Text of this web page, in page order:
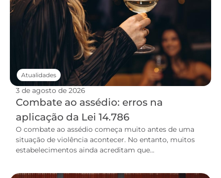
3 de agosto de 2026
Combate ao assédio: erros na
aplicação da Lei 14.786
O combate ao assédio começa muito antes de uma
situação de violência acontecer. No entanto, muitos
estabelecimentos ainda acreditam que...
Atualidades